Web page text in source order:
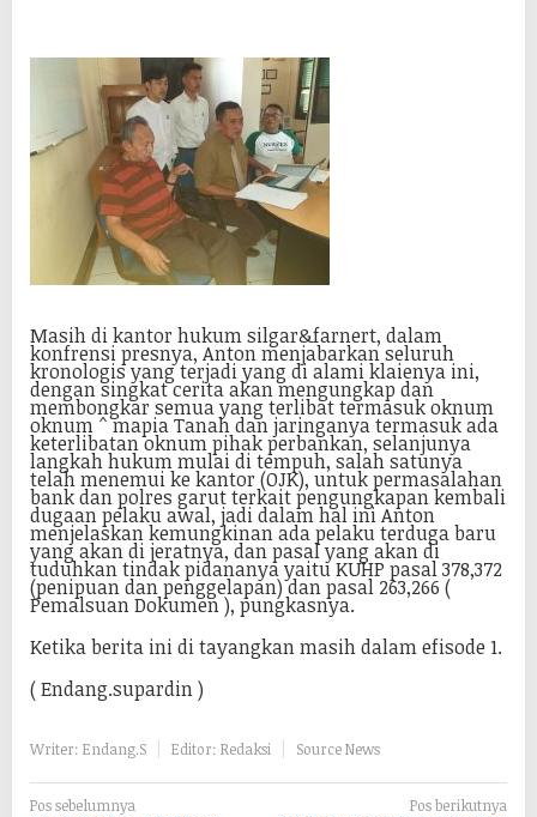
Masih di kantor hukum silgar&farnert, dalam
konfrensi presnya, Anton menjabarkan seluruh
kronologis yang terjadi yang di alami klaienya ini,
dengan singkat cerita akan mengungkap dan
membongkar semua yang terlibat termasuk oknum
oknum ^ mapia Tanah dan jaringanya termasuk ada
keterlibatan oknum pihak perbankan, selanjunya
langkah hukum mulai di tempuh, salah satunya
telah menemui ke kantor (OJK), untuk permasalahan
bank dan polres garut terkait pengungkapan kembali
dugaan pelaku awal, jadi dalam hal ini Anton
menjelaskan kemungkinan ada pelaku terduga baru
yang akan di jeratnya, dan pasal yang akan di
tuduhkan tindak pidananya yaitu KUHP pasal 378,372
(penipuan dan penggelapan) dan pasal 263,266 (
Pemalsuan Dokumen ), pungkasnya.
Ketika berita ini di tayangkan masih dalam efisode 1.
( Endang.supardin )
Writer: Endang.S Editor: Redaksi Source News
N
Pos sebelumnya
Pos berikutnya